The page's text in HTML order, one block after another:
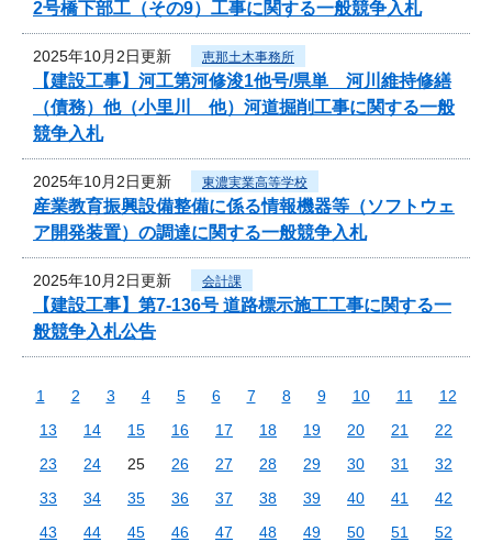
2号橋下部工（その9）工事に関する一般競争入札
2025年10月2日更新 恵那土木事務所
【建設工事】河工第河修浚1他号/県単 河川維持修繕
（債務）他（小里川 他）河道掘削工事に関する一般
競争入札
2025年10月2日更新 東濃実業高等学校
産業教育振興設備整備に係る情報機器等（ソフトウェ
ア開発装置）の調達に関する一般競争入札
2025年10月2日更新 会計課
【建設工事】第7-136号 道路標示施工工事に関する一
般競争入札公告
1 2 3 4 5 6 7 8 9 10 11
12
13
14 15 16 17 18 19 20 21
22
23
24 25 26 27 28 29 30 31
32
33
34 35 36 37 38 39 40 41
42
43
44 45 46 47 48 49 50 51
52